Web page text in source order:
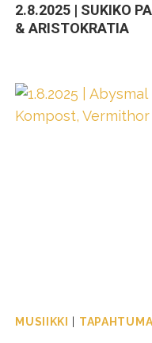
2.8.2025 | SUKIKO
& ARISTOKRATIA
MUSIIKKI